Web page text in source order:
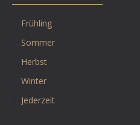
Frühling
Sommer
Herbst
Winter
Jederzeit